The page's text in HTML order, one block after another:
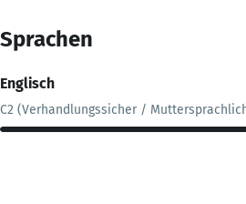
Sprachen
Englisch
C2 (Verhandlungssicher /